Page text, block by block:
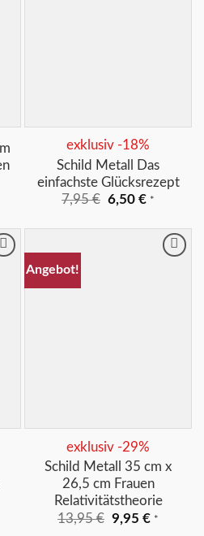
exklusiv -18%
Schild Metall Das
einfachste Glücksrezept
7,95€ Ursprünglicher
6,50€Aktueller
6,50 €.
*
Angebot!
Merkliste
exklusiv -29%
Schild Metall 35 cm x
26,5 cm Frauen
Relativitätstheorie
13,95€ Ursprünglicher
9,95€ *